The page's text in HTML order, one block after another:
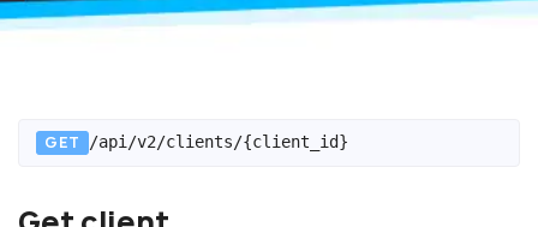
GET /api/v2/clients/{client_id}